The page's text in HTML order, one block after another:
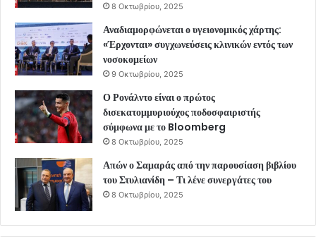
8 Οκτωβρίου, 2025
Αναδιαμορφώνεται ο υγειονομικός χάρτης:
«Έρχονται» συγχωνεύσεις κλινικών εντός των
νοσοκομείων
9 Οκτωβρίου, 2025
Ο Ρονάλντο είναι ο πρώτος
δισεκατομμυριούχος ποδοσφαιριστής
σύμφωνα με το Bloomberg
8 Οκτωβρίου, 2025
Απών ο Σαμαράς από την παρουσίαση βιβλίου
του Στυλιανίδη – Τι λένε συνεργάτες του
8 Οκτωβρίου, 2025